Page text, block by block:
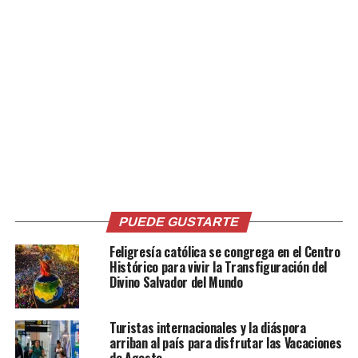
June 18, 2026
Comparte esto:
Facebook X
PUEDE GUSTARTE
Feligresía católica se congrega en el Centro
Histórico para vivir la Transfiguración del
Divino Salvador del Mundo
Turistas internacionales y la diáspora
arriban al país para disfrutar las Vacaciones